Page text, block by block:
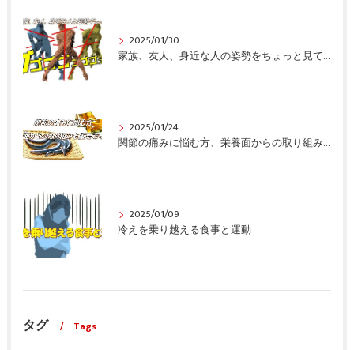
2025/01/30
家族、友人、身近な人の姿勢をちょっと見てみませんか？
2025/01/24
関節の痛みに悩む方、栄養面からの取り組みも重要ですよ！
2025/01/09
冷えを乗り越える食事と運動
タグ Tags